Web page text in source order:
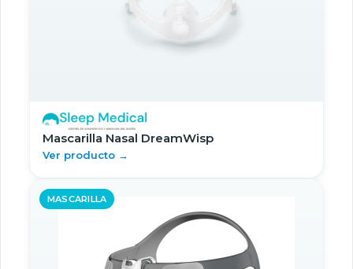
Mascarilla Nasal DreamWisp
Ver producto →
MASCARILLA